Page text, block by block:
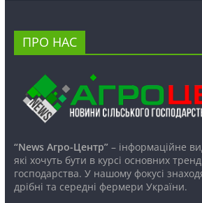
ПРО НАС
“News Агро-Центр”– інформаційне
які хочуть бути в курсі основних
господарства. У нашому фокусі
дрібні та середні фермери України.